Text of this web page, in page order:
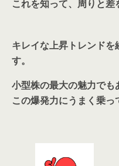
これを知って、周りと差
キレイな上昇トレンド
す。
小型株の最大の魅力でも
この爆発力にうまく乗っ